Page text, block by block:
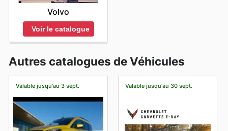
Volvo
Voir le catalogue
Autres catalogues de Véhicules
Valable jusqu'au 3 sept. Valable jusqu'au 30 sept.